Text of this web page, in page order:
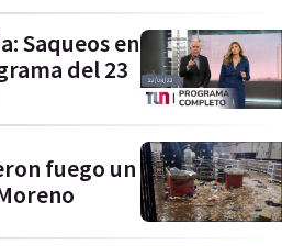
Saqueos en
del 23
fuego un